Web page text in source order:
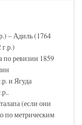
– Адиль (1764
по ревизии 1859
и Ягуда
(если они
по метрическим